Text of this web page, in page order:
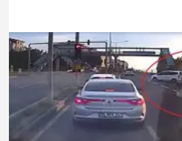
3.08.2026 Ekonomi